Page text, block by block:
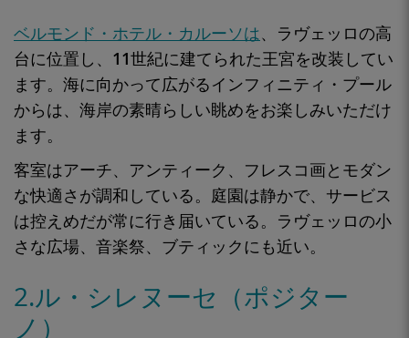
ベルモンド・ホテル・カルーソは、ラヴェッロの高
台に位置し、 11世紀に建てられた王宮を改装してい
ます。海に向かって広がるインフィニティ・プール
からは、海岸の素晴らしい眺めをお楽しみいただけ
ます。
客室はアーチ、アンティーク、フレスコ画と モダン
な快適さが調和している。庭園は静かで、サービス
は控えめだが常に行き届いている。 ラヴェッロの小
さな広場、音楽祭、ブティックにも近い。
2.ル・シレヌーセ（ポジター
ノ）